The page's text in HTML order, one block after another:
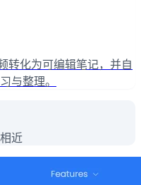
转化为可编辑笔记，并自
与整理。
近